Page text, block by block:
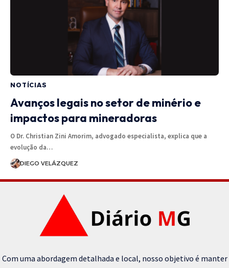
NOTÍCIAS
Avanços legais no setor de minério e
impactos para mineradoras
O Dr. Christian Zini Amorim, advogado especialista, explica que a
evolução da…
DIEGO VELÁZQUEZ
Com uma abordagem detalhada e local, nosso objetivo é manter